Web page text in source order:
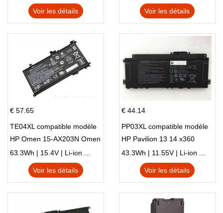
X540S
Voir les détails
TPN-I128
Voir les détails
€ 57.65
TE04XL compatible modèle
HP Omen 15-AX203N Omen
15 Series Pavilion 15 Series
63.3Wh | 15.4V | Li-ion ...
Voir les détails
€ 44.14
PP03XL compatible modèle
HP Pavilion 13 14 x360
L83388-AC1 L83388-421
HSTNN-LB8S M01118-421
M01144-005 13-BB 14-DV
43.3Wh | 11.55V | Li-ion ...
Voir les détails